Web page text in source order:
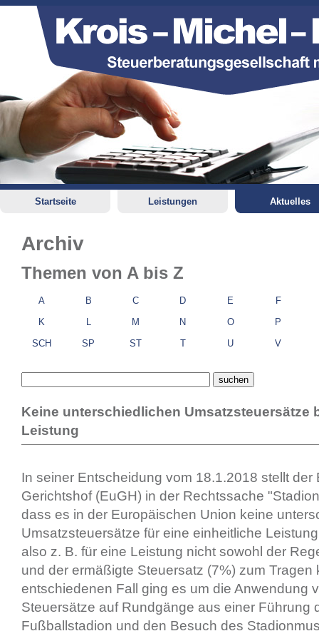
Startseite Leistungen Aktuelles
Archiv
Themen von A bis Z
A B C D E
F
K
L M N O
P
SCH
SP ST T U V
Keine unterschiedlichen Umsatzsteuersätze
Leistung
In seiner Entscheidung vom 18.1.2018 stellt der
Gerichtshof (EuGH) in der Rechtssache
dass es in der Europäischen Union keine
Umsatzsteuersätze für eine einheitliche
also z. B. für eine Leistung nicht sowohl der
und der ermäßigte Steuersatz (7%) zum Tragen
entschiedenen Fall ging es um die Anwendung
Steuersätze auf Rundgänge aus einer Führung
Fußballstadion und den Besuch des